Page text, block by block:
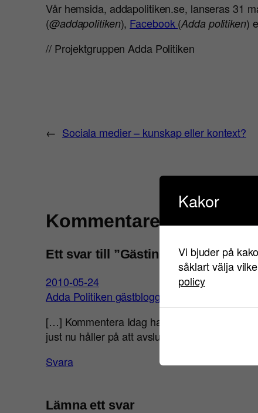
Vår hemsida, addapolitiken.se, lanseras 31
(@addapolitiken), Facebook(Adda politiken)
// Projektgruppen Adda Politiken
← Sociala medier – kunskap eller kontext?
Kommentarer
Ett svar till ”Gästinlägg – En
2010-05-24
Adda Politiken gästbloggar «
[…] Kommentera Idag har vi gästbloggat på
just nu håller på att avsluta sina studier […]
Svara
Lämna ett svar
Kakor
Vi bjuder på
såklart välja
policy